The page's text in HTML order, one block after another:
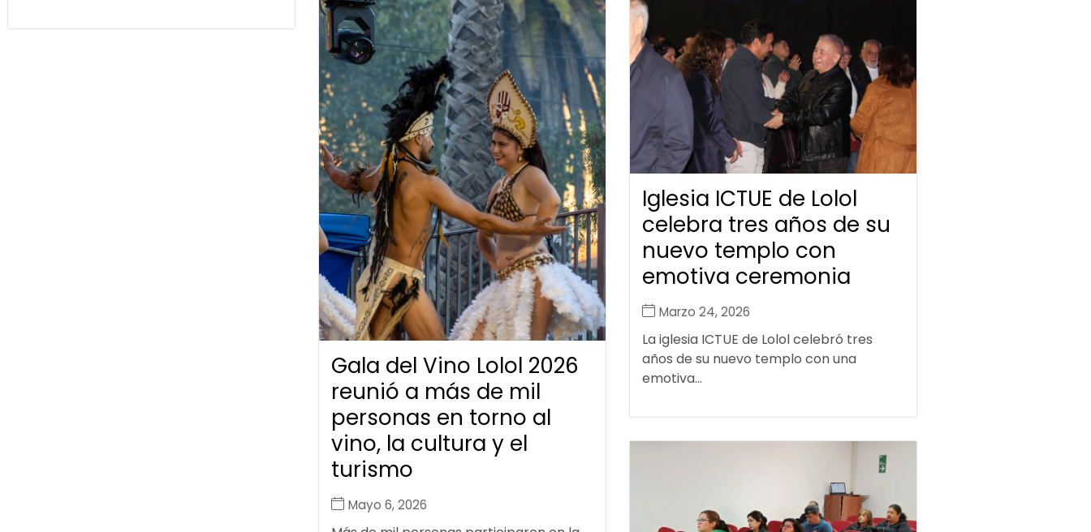
Gala del Vino Lolol 2026
reunió a más de mil
personas en torno al
vino, la cultura y el
turismo
Mayo 6, 2026
Iglesia ICTUE de Lolol
celebra tres años de su
nuevo templo con
emotiva ceremonia
Marzo 24, 2026
La iglesia ICTUE de Lolol celebró tres
años de su nuevo templo con una
emotiva...